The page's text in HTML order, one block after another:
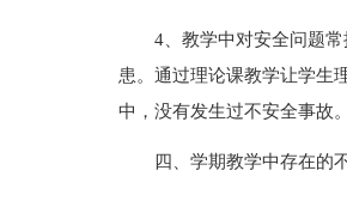
4、教学中对安全问题
患。通过理论课教学让学生
中，没有发生过不安全事故。
四、学期教学中存在的